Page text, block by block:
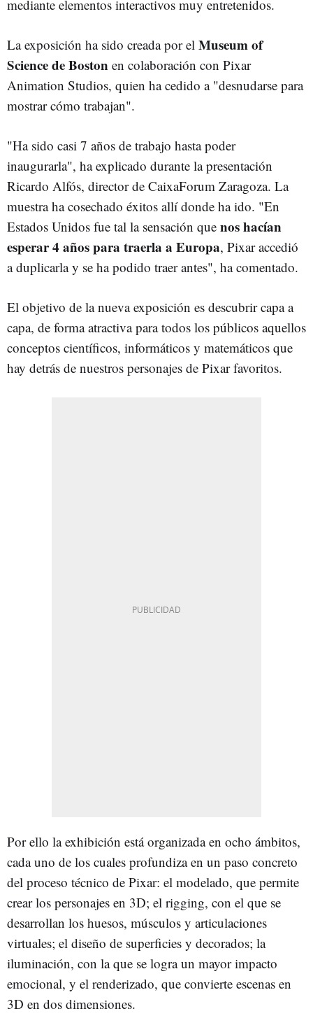
mediante elementos interactivos muy entretenidos.
La exposición ha sido creada por el Museum of
Science de Boston en colaboración con Pixar
Animation Studios, quien ha cedido a "desnudarse para
mostrar cómo trabajan".
"Ha sido casi 7 años de trabajo hasta poder
inaugurarla", ha explicado durante la presentación
Ricardo Alfós, director de CaixaForum Zaragoza. La
muestra ha cosechado éxitos allí donde ha ido. "En
Estados Unidos fue tal la sensación que nos hacían
esperar 4 años para traerla a Europa, Pixar accedió
a duplicarla y se ha podido traer antes", ha comentado.
El objetivo de la nueva exposición es descubrir capa a
capa, de forma atractiva para todos los públicos aquellos
conceptos científicos, informáticos y matemáticos que
hay detrás de nuestros personajes de Pixar favoritos.
Por ello la exhibición está organizada en ocho ámbitos,
cada uno de los cuales profundiza en un paso concreto
del proceso técnico de Pixar: el modelado, que permite
crear los personajes en 3D; el rigging, con el que se
desarrollan los huesos, músculos y articulaciones
virtuales; el diseño de superficies y decorados; la
iluminación, con la que se logra un mayor impacto
emocional, y el renderizado, que convierte escenas en
3D en dos dimensiones.